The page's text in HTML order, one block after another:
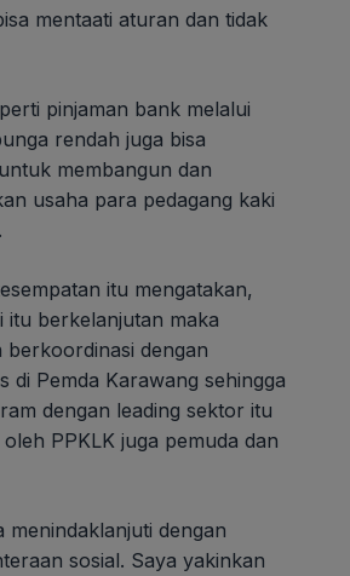
mentaati aturan dan tidak
pinjaman bank melalui
rendah juga bisa
membangun dan
usaha para pedagang kaki
itu mengatakan,
itu berkelanjutan maka
berkoordinasi dengan
di Pemda Karawang sehingga
dengan leading sektor itu
PPKLK juga pemuda dan
menindaklanjuti dengan
sosial. Saya yakinkan